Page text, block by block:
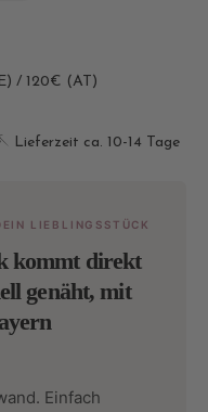
/ 120€ (AT)
Lieferzeit ca. 10-14 Tage
LIEBLINGSSTÜCK
kommt direkt
genäht, mit
Einfach